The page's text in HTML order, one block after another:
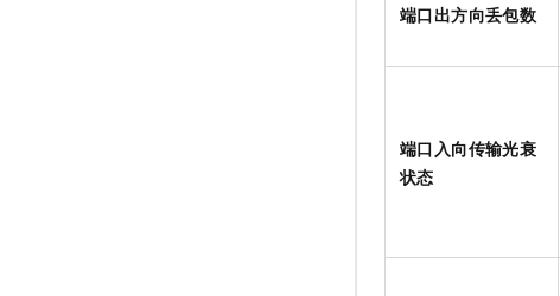
端口出方向丢包数
端口入向传输光衰
状态